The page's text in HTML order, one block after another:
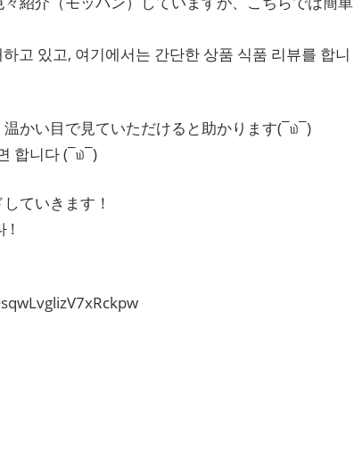
고 있고, 여기에서는 간단한 상품 식품 리뷰를 합니
かい目で見ていただけると助かります(¯௰¯)
합니다 (¯௰¯)
ていきます！
!